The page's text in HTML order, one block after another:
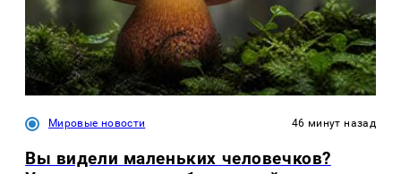
Мировые новости 46 минут назад
Вы видели маленьких человечков?